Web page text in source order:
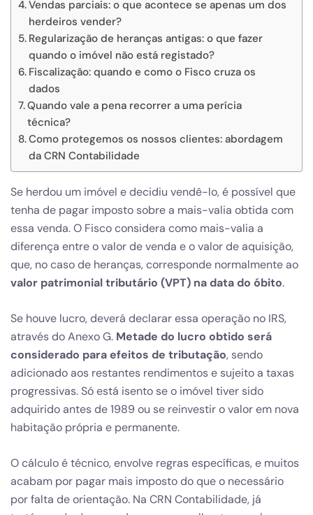
Vendas parciais: o que acontece se apenas um dos
herdeiros vender?
Regularização de heranças antigas: o que fazer
quando o imóvel não está registado?
Fiscalização: quando e como o Fisco cruza os
dados
Quando vale a pena recorrer a uma perícia
técnica?
Como protegemos os nossos clientes: abordagem
da CRN Contabilidade
Se herdou um imóvel e decidiu vendê-lo, é possível que
tenha de pagar imposto sobre a mais-valia obtida com
essa venda. O Fisco considera como mais-valia a
diferença entre o valor de venda e o valor de aquisição,
que, no caso de heranças, corresponde normalmente ao
valor patrimonial tributário (VPT) na data do óbito.
Se houve lucro, deverá declarar essa operação no IRS,
através do Anexo G. Metade do lucro obtido será
considerado para efeitos de tributação, sendo
adicionado aos restantes rendimentos e sujeito a taxas
progressivas. Só está isento se o imóvel tiver sido
adquirido antes de 1989 ou se reinvestir o valor em nova
habitação própria e permanente.
O cálculo é técnico, envolve regras específicas, e muitos
acabam por pagar mais imposto do que o necessário
por falta de orientação. Na CRN Contabilidade, já